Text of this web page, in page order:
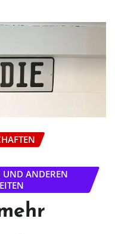
UND ANDEREN